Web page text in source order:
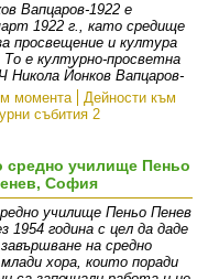
Вапцаров-1922 е
1922 г., като средище
просвещение и култура
е културно-просветна
Никола Йонков Вапцаров-
момента
Дейности към
събития 2
средно училище Пеньо
София
училище Пеньо Пенев
1954 година с цел да даде
на средно
хора, които поради